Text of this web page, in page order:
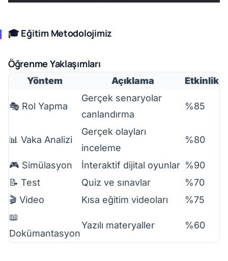
🎓 Eğitim Metodolojimiz
Öğrenme Yaklaşımları
Yöntem Açıklama Etkinlik
🎭 Rol Yapma
Gerçek senaryolar
canlandırma
%85
📊 Vaka Analizi
Gerçek olayları
inceleme
%80
🎮 Simülasyon İnteraktif dijital oyunlar %90
📝 Test
Quiz ve sınavlar
%70
🎬 Video
Kısa eğitim videoları
%75
📖
Dokümantasyon
Yazılı materyaller %60